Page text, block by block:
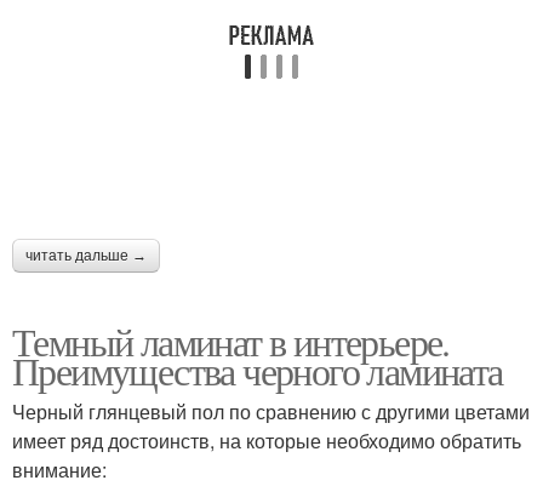
читать дальше →
Темный ламинат в интерьере.
Преимущества черного ламината
Черный глянцевый пол по сравнению с другими цветами
имеет ряд достоинств, на которые необходимо обратить
внимание: